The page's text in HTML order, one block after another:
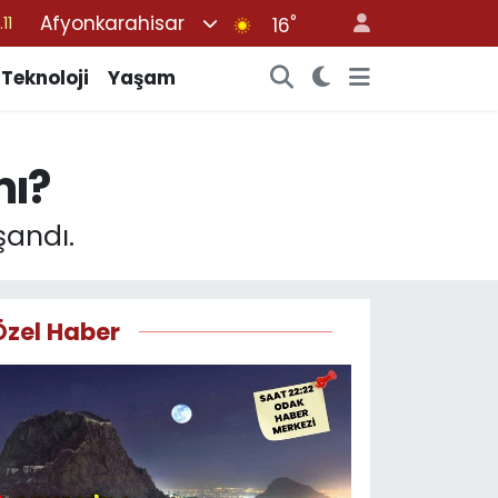
Afyonkarahisar 16°
Teknoloji Yaşam
Haber